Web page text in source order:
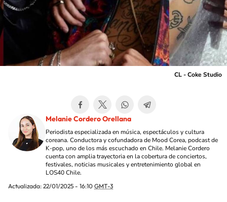
CL - Coke Studio
Melanie Cordero Orellana
Periodista especializada en música, espectáculos y cultura
coreana. Conductora y cofundadora de Mood Corea, podcast de
K-pop, uno de los más escuchado en Chile. Melanie Cordero
cuenta con amplia trayectoria en la cobertura de conciertos,
festivales, noticias musicales y entretenimiento global en
LOS40 Chile.
Actualizada: 22/01/2025 - 16:10 GMT-3